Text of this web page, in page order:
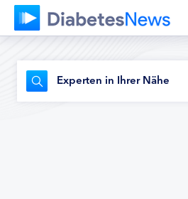
Experten in Ihrer Nähe